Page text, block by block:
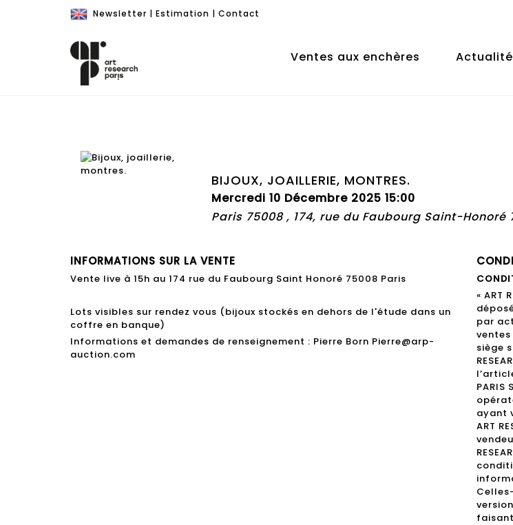
Newsletter | Estimation | Contact
Ventes aux enchères
BIJOUX, JOAILLERIE, MONTRES.
Mercredi 10 Décembre 2025 15:00
Paris 75008 , 174, rue du Faubourg Saint-Honoré
INFORMATIONS SUR LA VENTE
Vente live à 15h au 174 rue du Faubourg Saint Honoré 75008 Paris
Lots visibles sur rendez vous (bijoux stockés en dehors de l'étude dans un
coffre en banque)
Informations et demandes de renseignement : Pierre Born Pierre@arp-
auction.com
« ART
par
siège
ayant
ART